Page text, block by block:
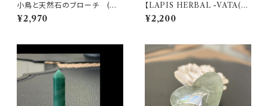
小鳥と天然石のブローチ (オ
ニキス、アベンチュリン)【 パワー
ストーン♡魔除け・厄除け・ヒー
¥2,970
【LAPIS HERBAL -VATA(ヴ
ァータ)- 】オーガニックエッセン
シャルオイルブレンド 天然精油
¥2,200